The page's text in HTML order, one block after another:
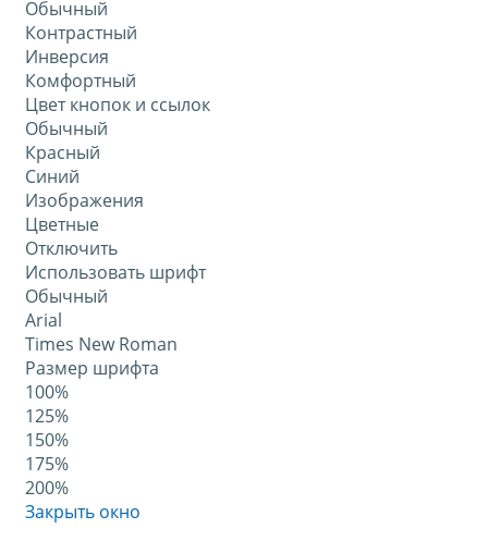
Обычный
Контрастный
Инверсия
Комфортный
Цвет кнопок и ссылок
Обычный
Красный
Синий
Изображения
Цветные
Отключить
Использовать шрифт
Обычный
Arial
Times New Roman
Размер шрифта
100%
125%
150%
175%
200%
Закрыть окно